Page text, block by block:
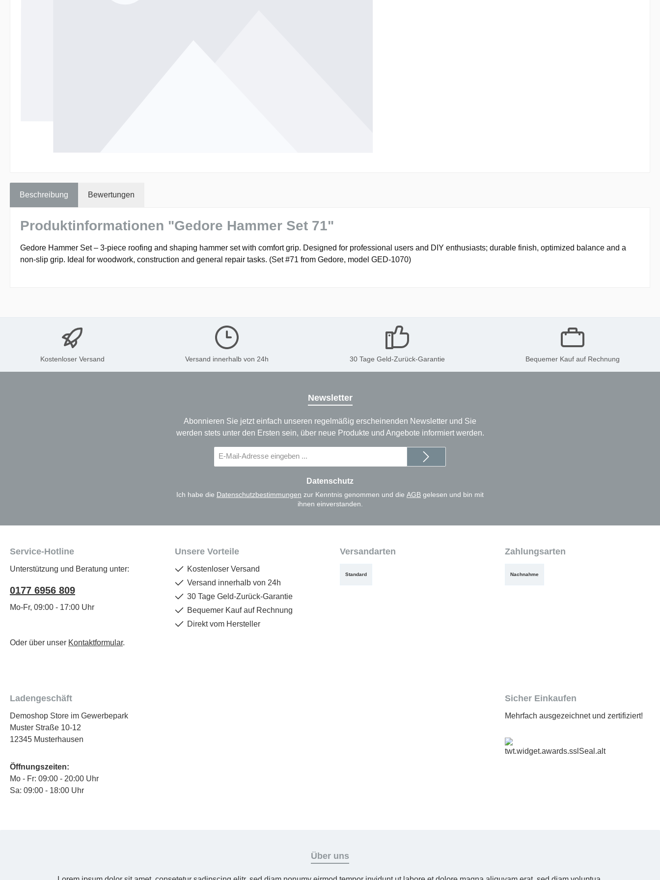
Beschreibung Bewertungen
Produktinformationen "Gedore Hammer Set 71"
Gedore Hammer Set – 3-piece roofing and shaping hammer set with comfort grip. Designed for professional users and DIY enthusiasts; durable finish, optimized balance and a
non-slip grip. Ideal for woodwork, construction and general repair tasks. (Set #71 from Gedore, model GED-1070)
Kostenloser Versand Versand innerhalb von 24h 30 Tage Geld-Zurück-Garantie Bequemer Kauf auf Rechnung
Newsletter
Abonnieren Sie jetzt einfach unseren regelmäßig erscheinenden Newsletter und Sie
werden stets unter den Ersten sein, über neue Produkte und Angebote informiert werden.
Mail-
Datenschutz
Ich habe die Datenschutzbestimmungen zur Kenntnis genommen und die AGB gelesen und bin mit
ihnen einverstanden.
Service-Hotline
Unterstützung und Beratung unter:
0177 6956 809
Mo-Fr, 09:00 - 17:00 Uhr
Oder über unser Kontaktformular.
Unsere Vorteile
Kostenloser Versand
Versand innerhalb von 24h
30 Tage Geld-Zurück-Garantie
Bequemer Kauf auf Rechnung
Direkt vom Hersteller
Versandarten
Standard
Zahlungsarten
Nachnahme
Ladengeschäft
Demoshop Store im Gewerbepark
Muster Straße 10-12
12345 Musterhausen
Öffnungszeiten:
Mo - Fr: 09:00 - 20:00 Uhr
Sa: 09:00 - 18:00 Uhr
Sicher Einkaufen
Mehrfach ausgezeichnet und zertifiziert!
Über uns